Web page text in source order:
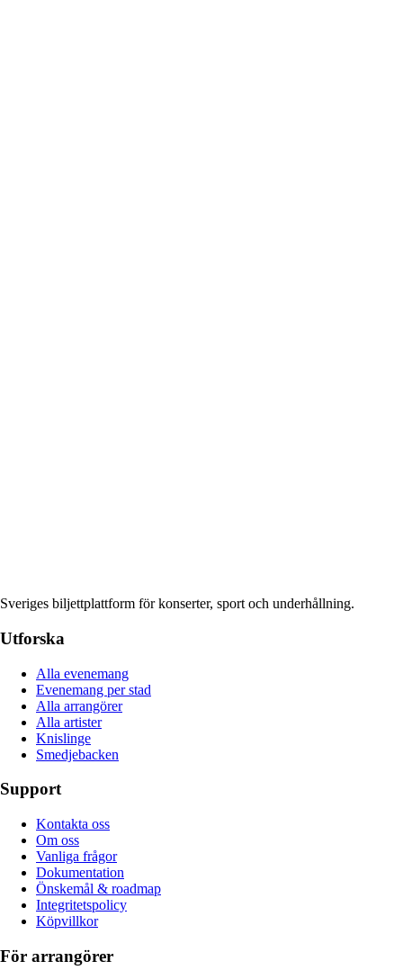
Sveriges biljettplattform för konserter, sport och underhållning.
Utforska
Alla evenemang
Evenemang per stad
Alla arrangörer
Alla artister
Knislinge
Smedjebacken
Support
Kontakta oss
Om oss
Vanliga frågor
Dokumentation
Önskemål & roadmap
Integritetspolicy
Köpvillkor
För arrangörer